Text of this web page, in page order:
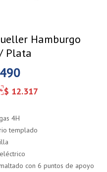
Hamburgo
Plata
$ 12.317
4H
templado
con 6 puntos de apoyo